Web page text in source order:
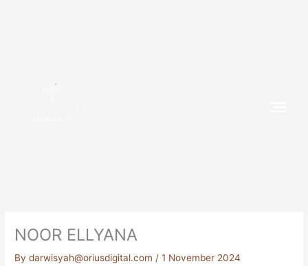
NOOR ELLYANA
Bydarwisyah@oriusdigital.com/1 November 2024